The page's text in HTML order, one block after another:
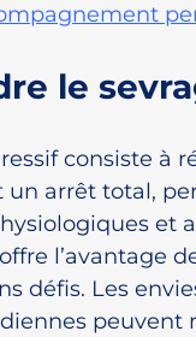
le
consiste à
arrêt total,
et
l’avantage
défis. Les
peuvent